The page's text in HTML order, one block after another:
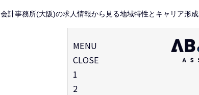
会計事務所(大阪)の求人情報から見る地域特性とキャリア形成
MENU
CLOSE
1
2